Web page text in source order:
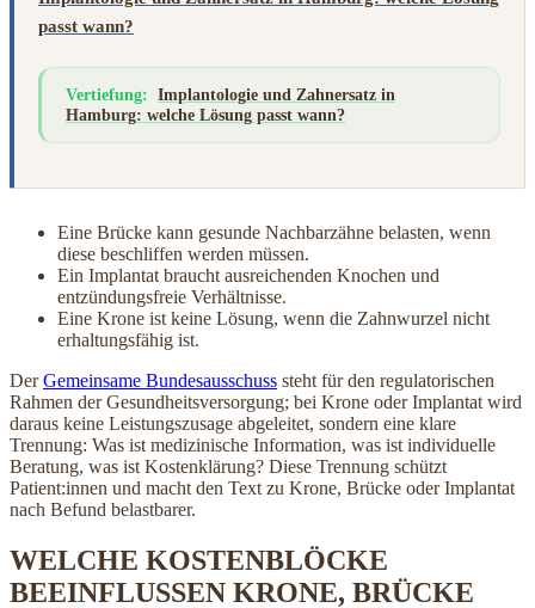
passt wann?
Vertiefung: Implantologie und Zahnersatz in
Hamburg: welche Lösung passt wann?
Eine Brücke kann gesunde Nachbarzähne belasten, wenn
diese beschliffen werden müssen.
Ein Implantat braucht ausreichenden Knochen und
entzündungsfreie Verhältnisse.
Eine Krone ist keine Lösung, wenn die Zahnwurzel nicht
erhaltungsfähig ist.
DerGemeinsame Bundesausschuss steht für den regulatorischen
Rahmen der Gesundheitsversorgung; bei Krone oder Implantat wird
daraus keine Leistungszusage abgeleitet, sondern eine klare
Trennung: Was ist medizinische Information, was ist individuelle
Beratung, was ist Kostenklärung? Diese Trennung schützt
Patient:innen und macht den Text zu Krone, Brücke oder Implantat
nach Befund belastbarer.
WELCHE KOSTENBLÖCKE
BEEINFLUSSEN KRONE, BRÜCKE